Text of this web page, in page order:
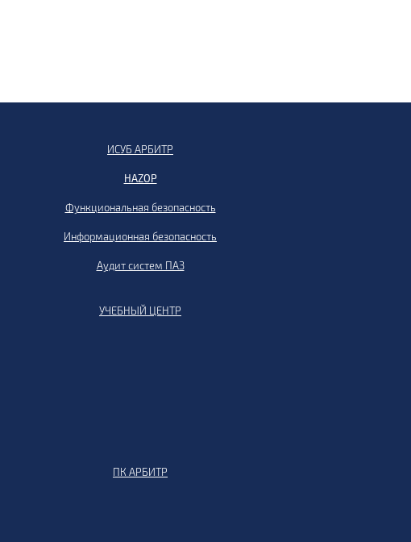
ИСУБ АРБИТР
HAZOP
Функциональная безопасность
Информационная безопасность
Аудит систем ПАЗ
УЧЕБНЫЙ ЦЕНТР
ПК АРБИТР